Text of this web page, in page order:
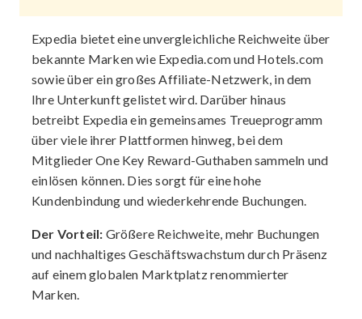
Expedia bietet eine unvergleichliche Reichweite über
bekannte Marken wie Expedia.com und Hotels.com
sowie über ein großes Affiliate-Netzwerk, in dem
Ihre Unterkunft gelistet wird. Darüber hinaus
betreibt Expedia ein gemeinsames Treueprogramm
über viele ihrer Plattformen hinweg, bei dem
Mitglieder One Key Reward-Guthaben sammeln und
einlösen können. Dies sorgt für eine hohe
Kundenbindung und wiederkehrende Buchungen.
Der Vorteil: Größere Reichweite, mehr Buchungen
und nachhaltiges Geschäftswachstum durch Präsenz
auf einem globalen Marktplatz renommierter
Marken.